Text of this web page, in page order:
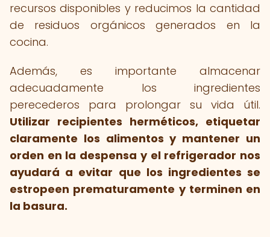
recursos disponibles y reducimos la cantidad
de residuos orgánicos generados en la
cocina.
Además, es importante almacenar
adecuadamente los ingredientes
perecederos para prolongar su vida útil.
Utilizar recipientes herméticos, etiquetar
claramente los alimentos y mantener un
orden en la despensa y el refrigerador nos
ayudará a evitar que los ingredientes se
estropeen prematuramente y terminen en
la basura.